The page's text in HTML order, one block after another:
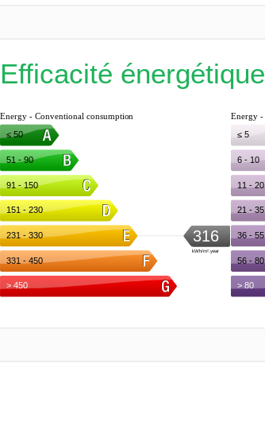
Efficacité énergétique